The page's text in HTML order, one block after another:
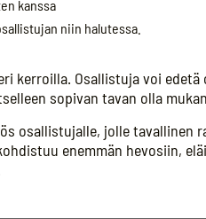
kanssa
niin halutessa.
kerroilla. Osallistuja voi edetä
sopivan tavan olla
osallistujalle, jolle tavallinen
enemmän hevosiin,